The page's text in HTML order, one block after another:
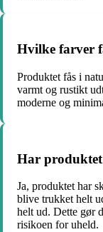
Hvilke farver
Produktet fås i
varmt og rustikt
moderne og
Har produktet
Ja, produktet har
blive trukket helt
helt ud. Dette gør
risikoen for uheld.